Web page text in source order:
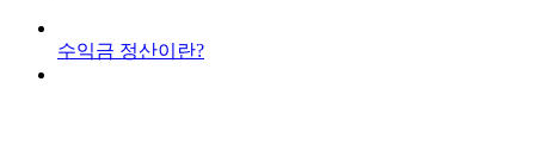
수익금 정산이란?